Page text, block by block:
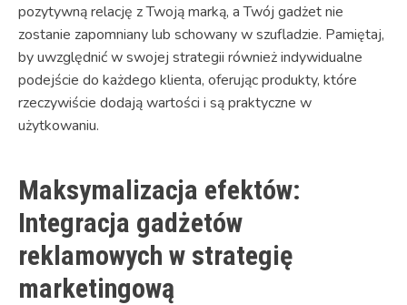
pozytywną relację z Twoją marką, a Twój gadżet nie
zostanie zapomniany lub schowany w szufladzie. Pamiętaj,
by uwzględnić w swojej strategii również indywidualne
podejście do każdego klienta, oferując produkty, które
rzeczywiście dodają wartości i są praktyczne w
użytkowaniu.
Maksymalizacja efektów:
Integracja gadżetów
reklamowych w strategię
marketingową